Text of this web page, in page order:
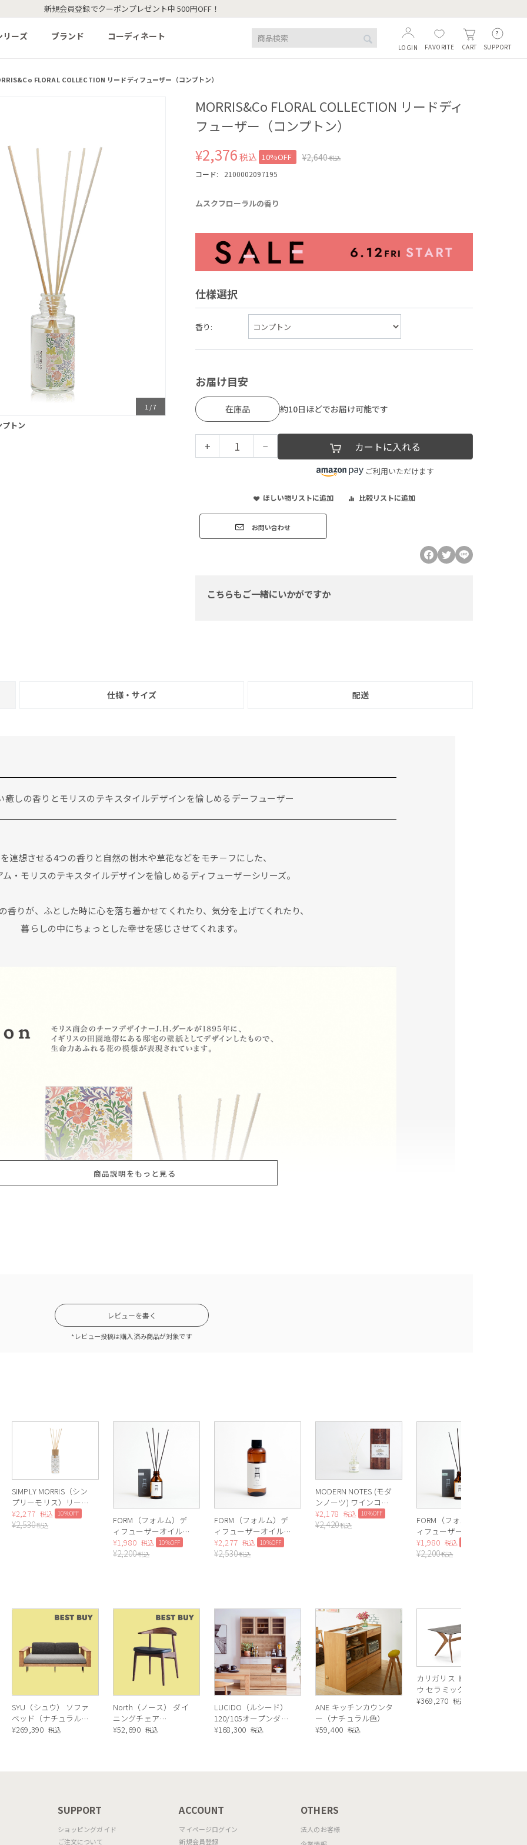
新規会員登録でクーポンプレゼント中 500円OFF！
リーズ ブランド コーディネート
SUPPORT
CART
FAVORITE
LOGIN
FLORAL COLLECTION リードディフューザー（コンプトン）
1 /7
プトン
MORRIS&Co FLORAL COLLECTION リードディ
フューザー（コンプトン）
¥2,376税込 10%OFF ¥2,640税込
コード: 2100002097195
ムスクフローラルの香り
仕様選択
香り:
お届け目安
在庫品 約10日ほどでお届け可能です
+ − カートに入れる
ご利用いただけます
ほしい物リストに追加 比較リストに追加
お問い合わせ
こちらもご一緒にいかがですか
仕様・サイズ 配送
癒しの香りとモリスのテキスタイルデザインを愉しめるデーフューザー
連想させる4つの香りと自然の樹木や草花などをモチ－フにした、
ム・モリスのテキスタイルデザインを愉しめるディフューザーシリーズ。
香りが、ふとした時に心を落ち着かせてくれたり、気分を上げてくれたり、
暮らしの中にちょっとした幸せを感じさせてくれます。
商品説明をもっと見る
レビューを書く
*レビュー投稿は購入済み商品が対象です
SIMPLY MORRIS（シン
プリーモリス）リード
ディフューザー（いち
ご泥棒）
¥2,277 税込 10%OFF
¥2,530税込
FORM（フォルム）デ
ィフューザーオイル
100ml（Musk）
¥1,980 税込 10%OFF
¥2,200税込
FORM（フォルム）デ
ィフューザーオイル
レフィル（Musk）
¥2,277 税込 10%OFF
¥2,530税込
MODERN NOTES (モダ
ンノーツ) ワインコレ
クション ディフュー
ザー ミニ
¥2,178 税込 10%OFF
¥2,420税込
FORM（フォルム）デ
ィフューザーオイル
100ml（Apple）
¥1,980 税込
¥2,200税込
SYU（シュウ） ソファ
ベッド（ナチュラル）
190cm
¥269,390 税込
North（ノース） ダイ
ニングチェア
AC02（ウォールナッ
¥52,690 税込
LUCIDO（ルシード）
120/105オープンダイ
ニングボード ナチュ
¥168,300 税込
ANE キッチンカウンタ
ー（ナチュラル色）
¥59,400 税込
カリガリス トウキョ
ウ セラミック ダイニ
ングテーブル ／
¥369,270 税込
SUPPORT
ショッピングガイド
ご注文について
ACCOUNT
マイページログイン
新規会員登録
OTHERS
法人のお客様